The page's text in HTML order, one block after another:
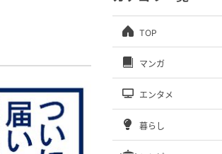
TOP
マンガ
エンタメ
暮らし